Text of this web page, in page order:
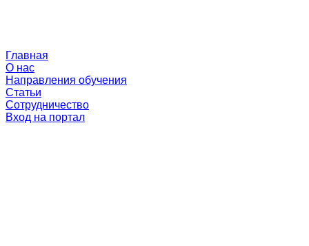
Главная
О нас
Направления обучения
Статьи
Сотрудничество
Вход на портал